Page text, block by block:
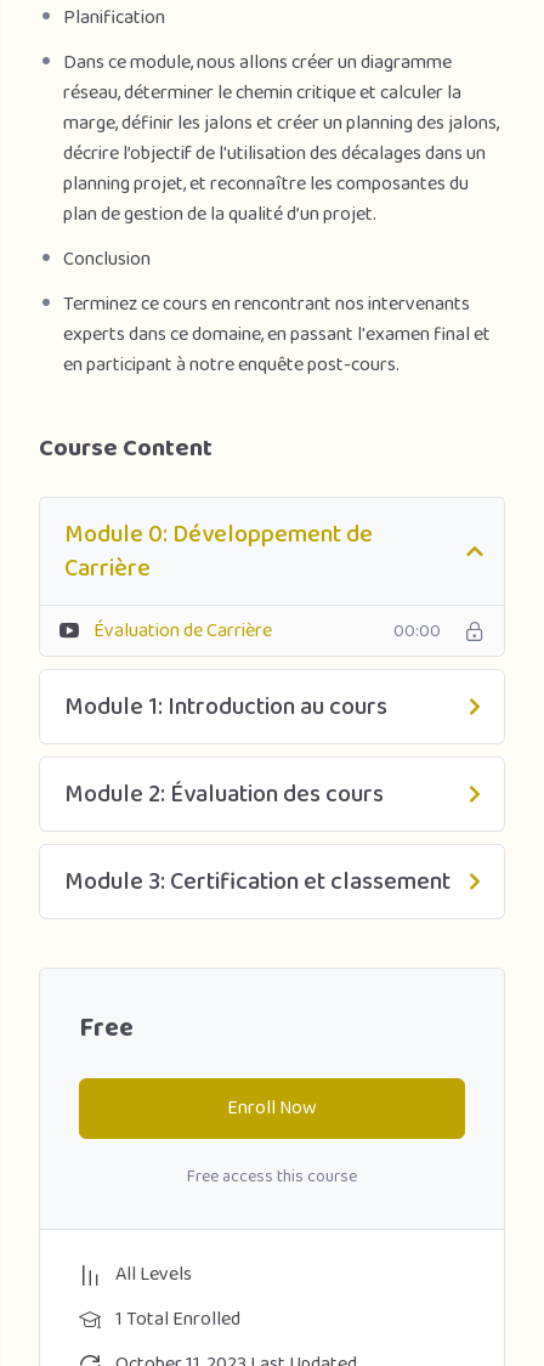
Planification
Dans ce module, nous allons créer un diagramme
réseau, déterminer le chemin critique et calculer la
marge, définir les jalons et créer un planning des jalons,
décrire l’objectif de l'utilisation des décalages dans un
planning projet, et reconnaître les composantes du
plan de gestion de la qualité d’un projet.
Conclusion
Terminez ce cours en rencontrant nos intervenants
experts dans ce domaine, en passant l'examen final et
en participant à notre enquête post-cours.
Course Content
Module 0: Développement de
Carrière
Évaluation de Carrière 00:00
Module 1: Introduction au cours
Module 2: Évaluation des cours
Module 3: Certification et classement
Free
Enroll Now
Free access this course
All Levels
1 Total Enrolled